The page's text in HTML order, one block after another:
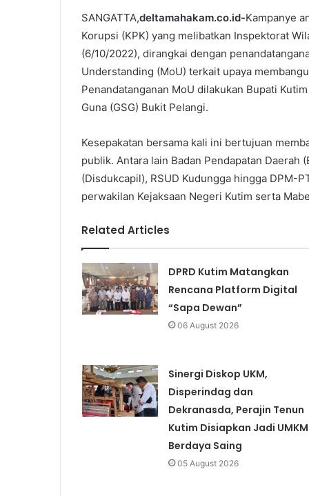
SANGATTA,deltamahakam.co.id-Kampanye
Korupsi (KPK) yang melibatkan Inspektorat
(6/10/2022), dirangkai dengan
Understanding (MoU) terkait upaya
Penandatanganan MoU dilakukan Bupati
Guna (GSG) Bukit Pelangi.
Kesepakatan bersama kali ini bertujuan
publik. Antara lain Badan Pendapatan Daerah
(Disdukcapil), RSUD Kudungga hingga DPM-
perwakilan Kejaksaan Negeri Kutim serta
Related Articles
DPRD Kutim Matangkan
Rencana Platform Digital
“Sapa Dewan”
06 August 2026
Sinergi Diskop UKM,
Disperindag dan
Dekranasda, Perajin Tenun
Kutim Disiapkan Jadi UMKM
Berdaya Saing
05 August 2026